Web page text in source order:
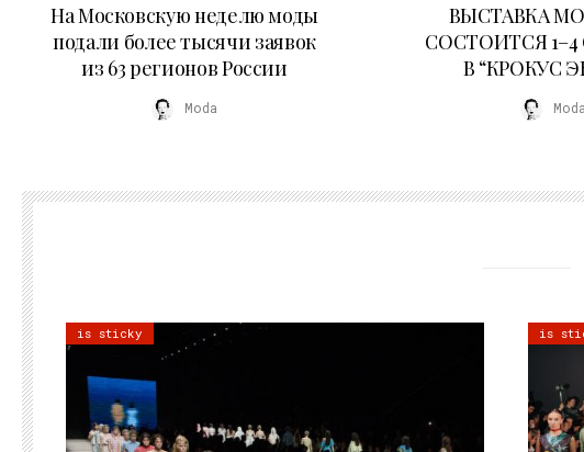
На Московскую неделю моды
подали более тысячи заявок
из 63 регионов России
Moda
ВЫСТАВКА
СОСТОИТСЯ
В “КРОКУС
Moda
is sticky is